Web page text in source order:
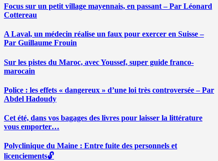
Focus sur un petit village mayennais, en passant – Par Léonard
Cottereau
A Laval, un médecin réalise un faux pour exercer en Suisse –
Par Guillaume Frouin
Sur les pistes du Maroc, avec Youssef, super guide franco-
marocain
Police : les effets « dangereux » d’une loi très controversée – Par
Abdel Hadoudy
Cet été, dans vos bagages des livres pour laisser la littérature
vous emporter…
Polyclinique du Maine : Entre fuite des personnels et
licenciements🔓